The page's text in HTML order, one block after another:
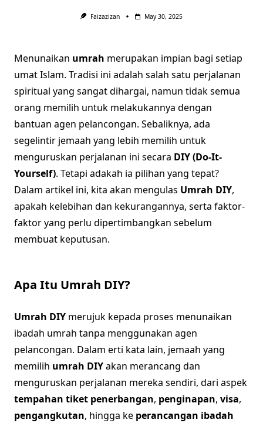
Faizazizan May 30, 2025
Menunaikan umrah merupakan impian bagi setiap
umat Islam. Tradisi ini adalah salah satu perjalanan
spiritual yang sangat dihargai, namun tidak semua
orang memilih untuk melakukannya dengan
bantuan agen pelancongan. Sebaliknya, ada
segelintir jemaah yang lebih memilih untuk
menguruskan perjalanan ini secara DIY (Do-It-
Yourself). Tetapi adakah ia pilihan yang tepat?
Dalam artikel ini, kita akan mengulas Umrah DIY,
apakah kelebihan dan kekurangannya, serta faktor-
faktor yang perlu dipertimbangkan sebelum
membuat keputusan.
Apa Itu Umrah DIY?
Umrah DIY merujuk kepada proses menunaikan
ibadah umrah tanpa menggunakan agen
pelancongan. Dalam erti kata lain, jemaah yang
memilih umrah DIYakan merancang dan
menguruskan perjalanan mereka sendiri, dari aspek
tempahan tiket penerbangan, penginapan, visa,
pengangkutan, hingga ke perancangan ibadah